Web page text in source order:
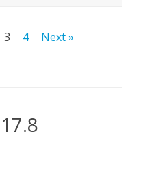
3 4 Next »